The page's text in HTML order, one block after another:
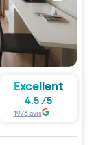
Excellent
4.5/5
1976avis